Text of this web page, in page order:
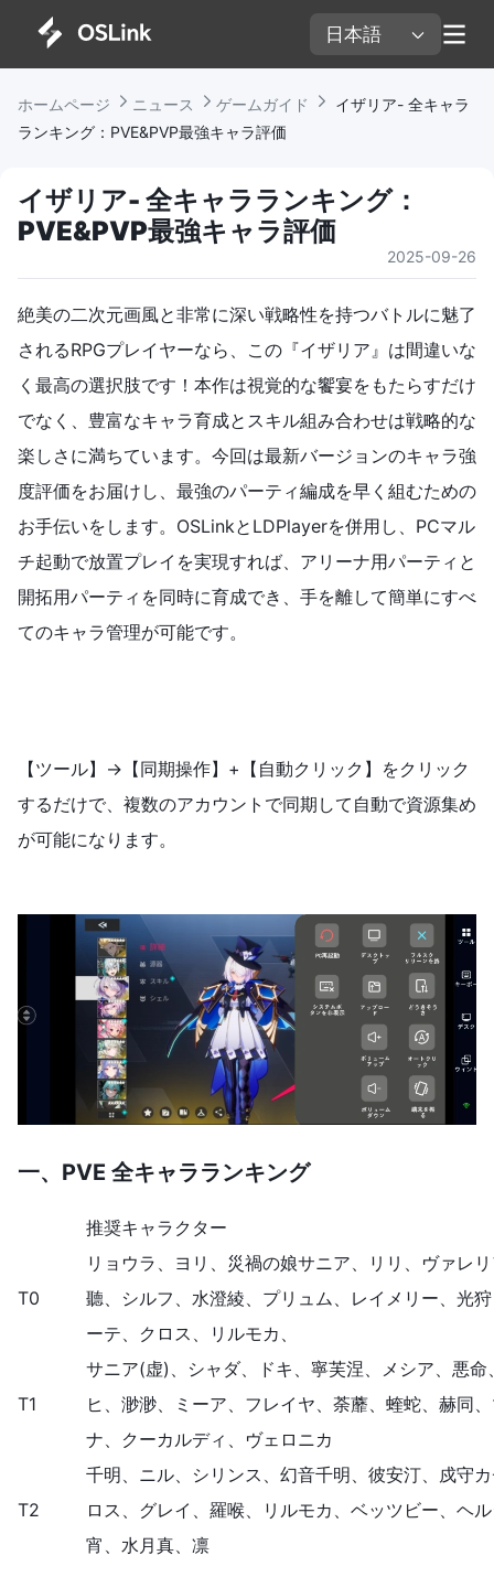
日本語
ホームページ ニュース ゲームガイド
イザリア- 全キャラ
ランキング：PVE&PVP最強キャラ評価
イザリア- 全キャラランキング：
PVE&PVP最強キャラ評価
2025-09-26
絶美の二次元画風と非常に深い戦略性を持つバトルに魅了
されるRPGプレイヤーなら、この『イザリア』は間違いな
く最高の選択肢です！本作は視覚的な饗宴をもたらすだけ
でなく、豊富なキャラ育成とスキル組み合わせは戦略的な
楽しさに満ちています。今回は最新バージョンのキャラ強
度評価をお届けし、最強のパーティ編成を早く組むための
お手伝いをします。OSLinkとLDPlayerを併用し、PCマル
チ起動で放置プレイを実現すれば、アリーナ用パーティと
開拓用パーティを同時に育成でき、手を離して簡単にすべ
てのキャラ管理が可能です。
【ツール】→【同期操作】+【自動クリック】をクリック
するだけで、複数のアカウントで同期して自動で資源集め
が可能になります。
一、 PVE 全キャラランキング
推奨キャラクター
T0
リョウラ、ヨリ、災禍の娘サニア、リリ、ヴァレ
聽、シルフ、水澄綾、プリュム、レイメリー、光
ーテ、クロス、リルモカ、
T1
サニア(虚)、シャダ、ドキ、寧芙涅、メシア、悪命
ヒ、渺渺、ミーア、フレイヤ、荼蘼、蝰蛇、赫同
ナ、クーカルディ、ヴェロニカ
T2
千明、ニル、シリンス、幻音千明、彼安汀、戍守
ロス、グレイ、羅喉、リルモカ、ベッツビー、ヘ
宵、水月真、凛